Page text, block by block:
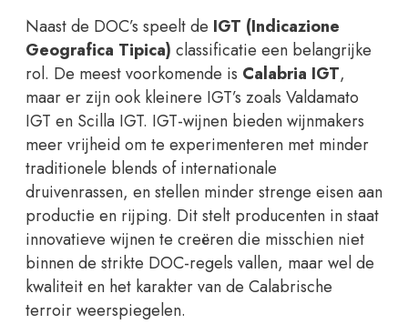
Naast de DOC’s speelt de IGT (Indicazione
Geografica Tipica) classificatie een belangrijke
rol. De meest voorkomende is Calabria IGT,
maar er zijn ook kleinere IGT’s zoals Valdamato
IGT en Scilla IGT. IGT-wijnen bieden wijnmakers
meer vrijheid om te experimenteren met minder
traditionele blends of internationale
druivenrassen, en stellen minder strenge eisen aan
productie en rijping. Dit stelt producenten in staat
innovatieve wijnen te creëren die misschien niet
binnen de strikte DOC-regels vallen, maar wel de
kwaliteit en het karakter van de Calabrische
terroir weerspiegelen.